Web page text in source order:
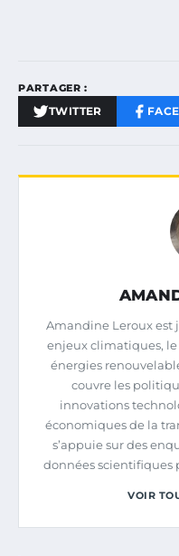
PARTAGER :
TWITTER
Amandine Leroux est
enjeux climatiques,
énergies
couvre les
innovations
économiques de la
s’appuie sur des
données scientifiques
VOIR